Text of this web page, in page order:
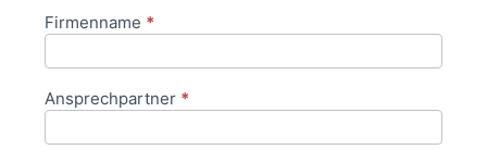
Anfrageformular
Firmenname *
Ansprechpartner *